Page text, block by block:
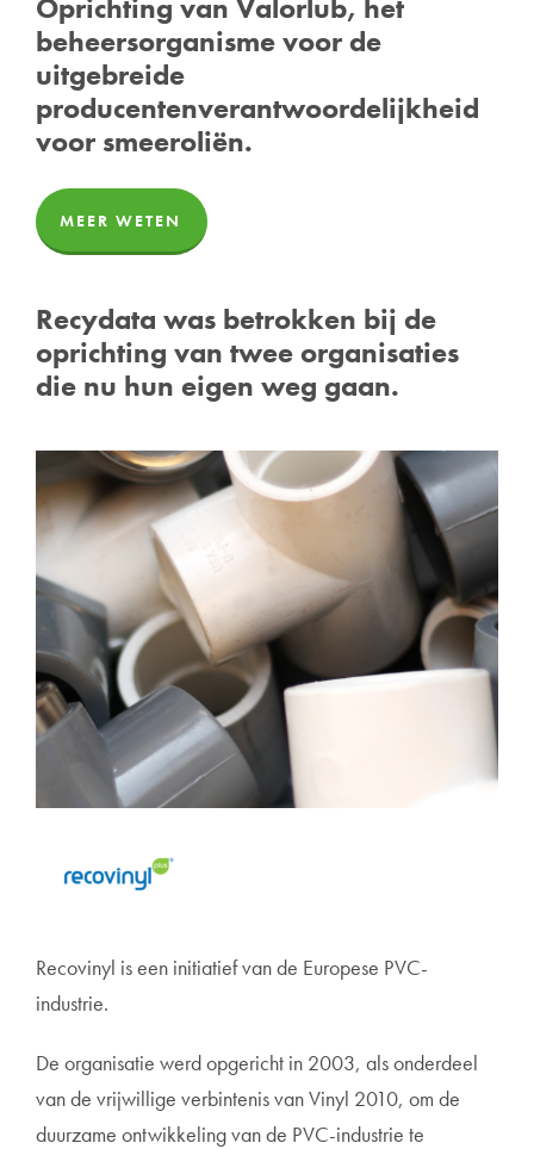
Oprichting van Valorlub, het
beheersorganisme voor de
uitgebreide
producentenverantwoordelijkheid
voor smeeroliën.
MEER WETEN
Recydata was betrokken bij de
oprichting van twee organisaties
die nu hun eigen weg gaan.
Recovinyl is een initiatief van de Europese PVC-
industrie.
De organisatie werd opgericht in 2003, als onderdeel
van de vrijwillige verbintenis van Vinyl 2010, om de
duurzame ontwikkeling van de PVC-industrie te